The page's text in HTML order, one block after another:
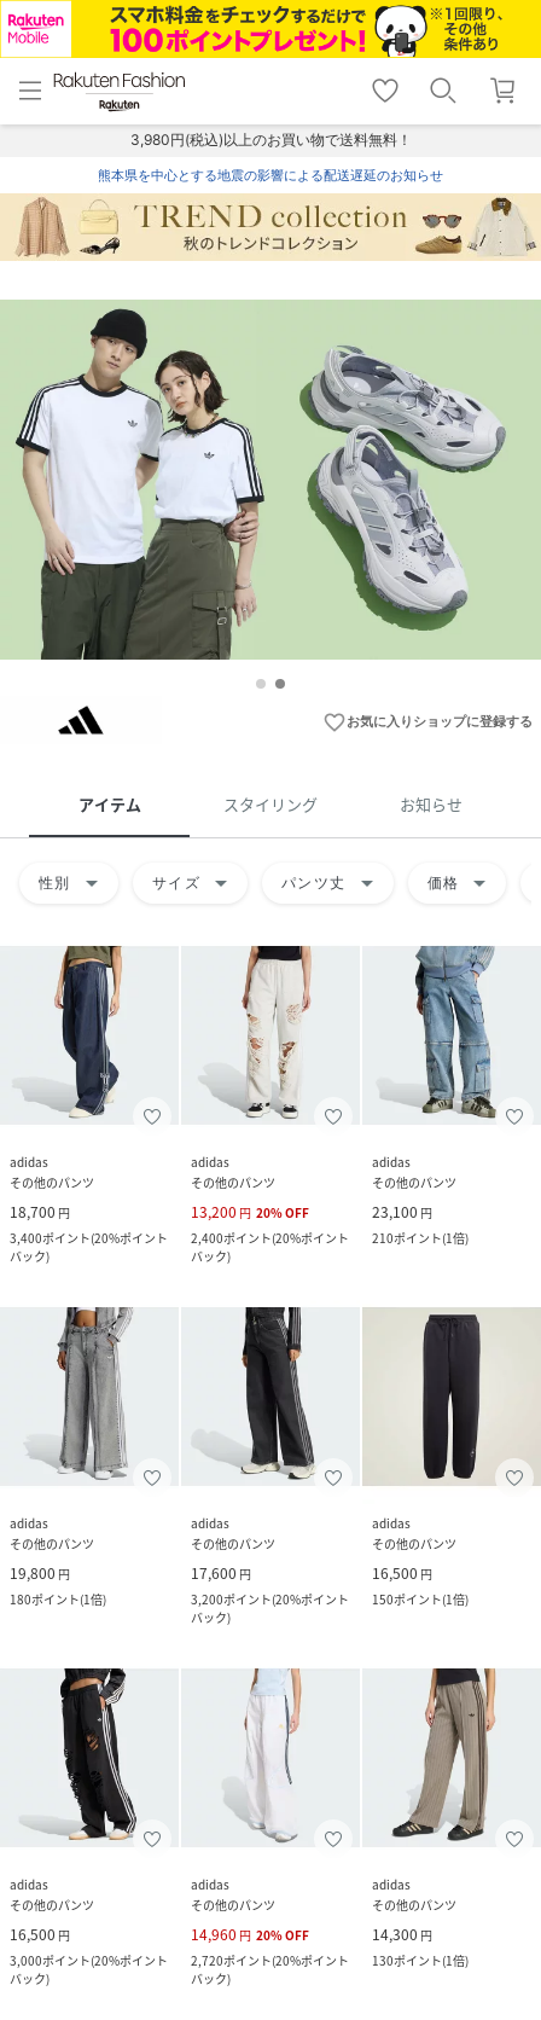
menu home
トップ
shopping_cart lock_outline
ログイン
3,980円(税込)以上のお買い物で送料無料！
熊本県を中心とする地震の影響による配送遅延のお知らせ
favorite_borderお気に入りショップに登録する
アイテム スタイリング お知らせ
性別 arrow_drop_down サイズ arrow_drop_down パンツ丈 arrow_drop_down 価格 arrow_drop_down
adidas
その他のパンツ
18,700 円
3,400ポイント(20%ポイント
バック)
adidas
その他のパンツ
13,200 円 20%OFF
2,400ポイント(20%ポイント
バック)
adidas
その他のパンツ
23,100 円
210ポイント(1倍)
adidas
その他のパンツ
19,800 円
180ポイント(1倍)
adidas
その他のパンツ
17,600 円
3,200ポイント(20%ポイント
バック)
adidas
その他のパンツ
16,500 円
150ポイント(1倍)
adidas
その他のパンツ
16,500 円
3,000ポイント(20%ポイント
バック)
adidas
その他のパンツ
14,960 円 20%OFF
2,720ポイント(20%ポイント
バック)
adidas
その他のパンツ
14,300 円
130ポイント(1倍)